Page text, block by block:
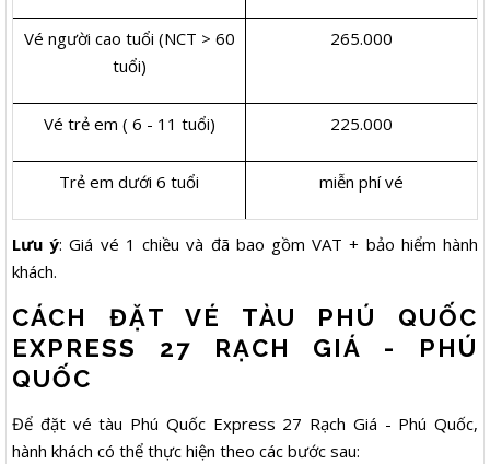
Vé người cao tuổi (NCT > 60
tuổi)
265.000
Vé trẻ em ( 6 - 11 tuổi) 225.000
Trẻ em dưới 6 tuổi miễn phí vé
Lưu ý: Giá vé 1 chiều và đã bao gồm VAT + bảo hiểm hành
khách.
CÁCH ĐẶT VÉ TÀU PHÚ QUỐC
EXPRESS 27 RẠCH GIÁ - PHÚ
QUỐC
Để đặt vé tàu Phú Quốc Express 27 Rạch Giá - Phú Quốc,
hành khách có thể thực hiện theo các bước sau: